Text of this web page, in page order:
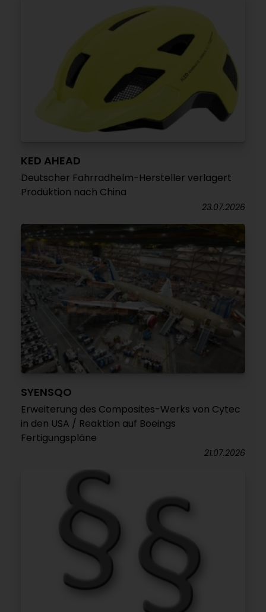
KED AHEAD
Deutscher Fahrradhelm-Hersteller verlagert
Produktion nach China
23.07.2026
SYENSQO
Erweiterung des Composites-Werks von Cytec
in den USA / Reaktion auf Boeings
Fertigungspläne
21.07.2026